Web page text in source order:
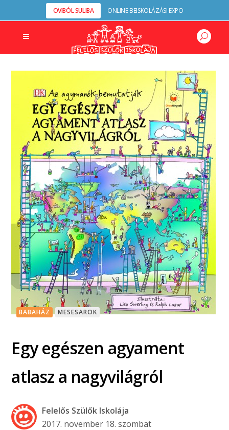
OVIBÓL SULIBA ONLINE BEISKOLÁZÁSI EXPO
BABAHÁZ MESESAROK
Egy egészen agyament
atlasz a nagyvilágról
Felelős Szülők Iskolája
2017. november 18. szombat